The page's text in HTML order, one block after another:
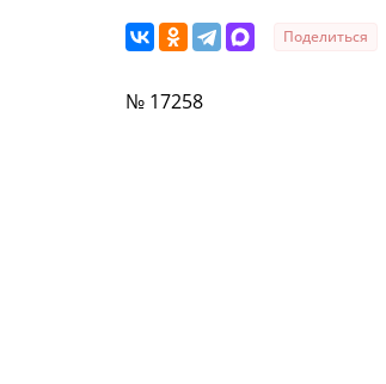
Поделиться
№ 17258